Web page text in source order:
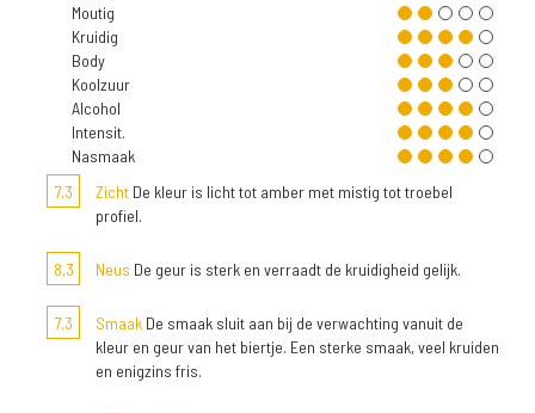
Moutig
Kruidig
Body
Koolzuur
Alcohol
Intensit.
Nasmaak
7,3
Zicht De kleur is licht tot amber met mistig tot troebel
profiel.
8,3 Neus De geur is sterk en verraadt de kruidigheid gelijk.
7,3 Smaak De smaak sluit aan bij de verwachting vanuit de
kleur en geur van het biertje. Een sterke smaak, veel kruiden
en enigzins fris.